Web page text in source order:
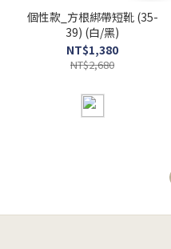
個性款_方根綁帶短靴 (35-
39) (白/黑)
NT$1,380
NT$2,680